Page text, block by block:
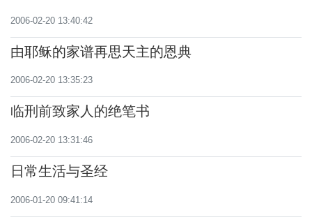
2006-02-20 13:40:42
由耶稣的家谱再思天主的恩典
2006-02-20 13:35:23
临刑前致家人的绝笔书
2006-02-20 13:31:46
日常生活与圣经
2006-01-20 09:41:14